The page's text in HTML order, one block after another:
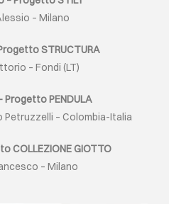
– Milano
STRUCTURA
– Fondi (LT)
Progetto PENDULA
– Colombia-Italia
COLLEZIONE GIOTTO
– Milano